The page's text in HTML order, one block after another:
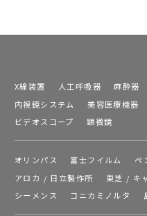
X線装置 人工呼吸器 麻酔器
内視鏡システム
美容医療機器
ビデオスコープ
顕微鏡
オリンパス 富士フイルム ペ
アロカ / 日立製作所
東芝 / キ
シーメンス
コニカミノルタ